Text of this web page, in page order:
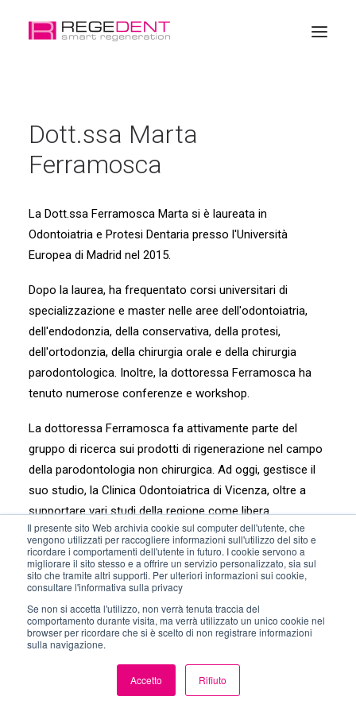
Il presente sito Web archivia cookie sul computer dell'utente, che
vengono utilizzati per raccogliere informazioni sull'utilizzo del sito e
ricordare i comportamenti dell'utente in futuro. I cookie servono a
migliorare il sito stesso e a offrire un servizio personalizzato, sia sul
sito che tramite altri supporti. Per ulteriori informazioni sui cookie,
consultare l'informativa sulla privacy
Se non si accetta l'utilizzo, non verrà tenuta traccia del
comportamento durante visita, ma verrà utilizzato un unico cookie nel
browser per ricordare che si è scelto di non registrare informazioni
sulla navigazione.
Accetto Rifiuto
Rigenerazione dentale
Prodotto
Chi siamo
Shop online
Dott.ssa Marta
Ferramosca
La Dott.ssa Ferramosca Marta si è laureata in
Odontoiatria e Protesi Dentaria presso l'Università
Europea di Madrid nel 2015.
Dopo la laurea, ha frequentato corsi universitari di
specializzazione e master nelle aree dell'odontoiatria,
dell'endodonzia, della conservativa, della protesi,
dell'ortodonzia, della chirurgia orale e della chirurgia
parodontologica. Inoltre, la dottoressa Ferramosca ha
tenuto numerose conferenze e workshop.
La dottoressa Ferramosca fa attivamente parte del
gruppo di ricerca sui prodotti di rigenerazione nel campo
della parodontologia non chirurgica. Ad oggi, gestisce il
suo studio, la Clinica Odontoiatrica di Vicenza, oltre a
supportare vari studi della regione come libera
professionista.